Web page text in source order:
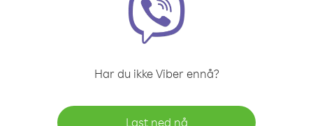
Har du ikke Viber ennå?
Last ned nå